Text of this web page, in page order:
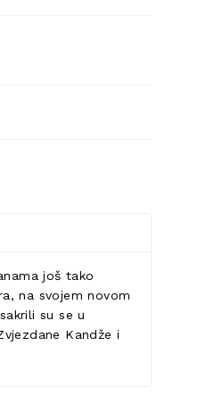
još tako
na svojem novom
su se u
Kandže i